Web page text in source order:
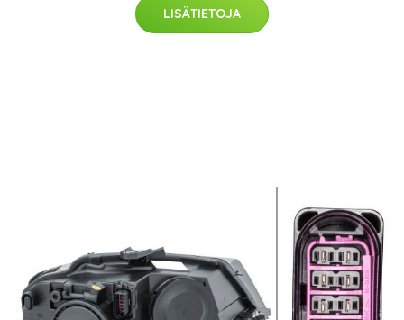
LISÄTIETOJA